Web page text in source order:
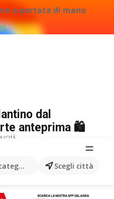
a portata di mano
prodotti...Scegli città
dal
anteprima 🛍️